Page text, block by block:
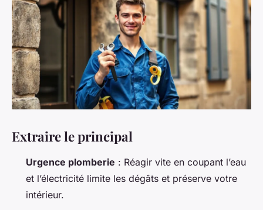
Extraire le principal
Urgence plomberie : Réagir vite en coupant l’eau
et l’électricité limite les dégâts et préserve votre
intérieur.